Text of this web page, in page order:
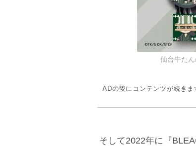
仙台牛た
ADの後にコンテンツが続きま
そして2022年に『